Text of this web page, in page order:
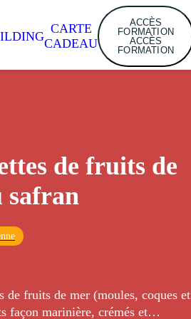
CARTE
CADEAU
ACCÈS
FORMATION
ACCÈS
FORMATION
de fruits de
safran
de fruits de mer (moules, coques et
façon marinière, crémés et